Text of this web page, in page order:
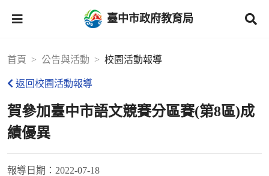
臺中市政府教育局
首頁 公告與活動 校園活動報導
返回校園活動報導
賀參加臺中市語文競賽分區賽(第8區)成
績優異
報導日期： 2022-07-18